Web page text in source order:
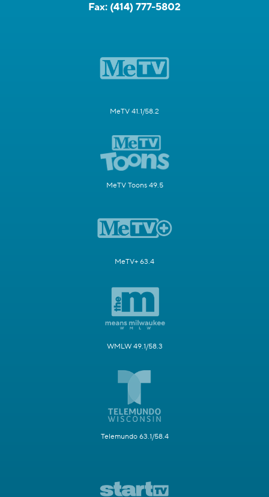
Fax: (414) 777-5802
MeTV 41.1/58.2
MeTV Toons 49.5
MeTV+ 63.4
WMLW 49.1/58.3
Telemundo 63.1/58.4